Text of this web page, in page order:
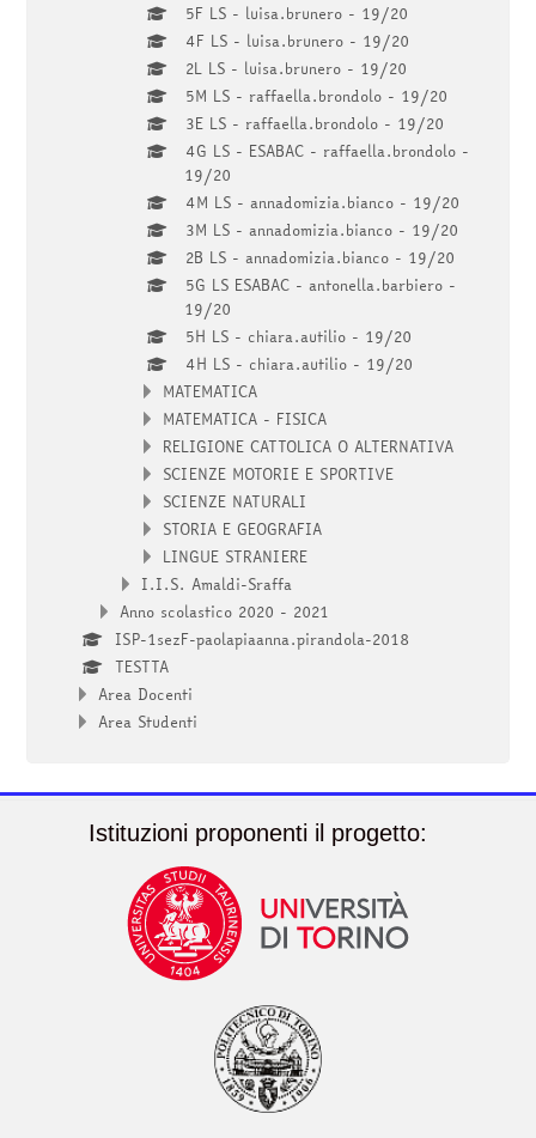
5F LS - luisa.brunero - 19/20
4F LS - luisa.brunero - 19/20
2L LS - luisa.brunero - 19/20
5M LS - raffaella.brondolo - 19/20
3E LS - raffaella.brondolo - 19/20
4G LS - ESABAC - raffaella.brondolo -
19/20
4M LS - annadomizia.bianco - 19/20
3M LS - annadomizia.bianco - 19/20
2B LS - annadomizia.bianco - 19/20
5G LS ESABAC - antonella.barbiero -
19/20
5H LS - chiara.autilio - 19/20
4H LS - chiara.autilio - 19/20
MATEMATICA
MATEMATICA - FISICA
RELIGIONE CATTOLICA O ALTERNATIVA
SCIENZE MOTORIE E SPORTIVE
SCIENZE NATURALI
STORIA E GEOGRAFIA
LINGUE STRANIERE
I.I.S. Amaldi-Sraffa
Anno scolastico 2020 - 2021
ISP-1sezF-paolapiaanna.pirandola-2018
TESTTA
Area Docenti
Area Studenti
Istituzioni proponenti il progetto: